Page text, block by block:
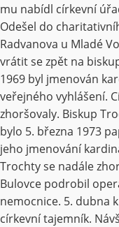
mu nabídl církevní
Odešel do
Radvanova u Mladé
vrátit se zpět na
1969 byl jmenován
veřejného vyhlášení.
zhoršovaly. Biskup
bylo 5. března 1973
jeho jmenování
Trochty se nadále
Bulovce podrobil
nemocnice. 5. dubna
církevní tajemník.